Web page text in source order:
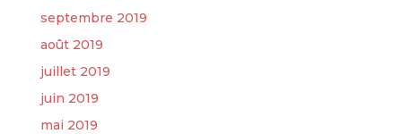
septembre 2019
août 2019
juillet 2019
juin 2019
mai 2019